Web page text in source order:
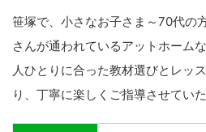
笹塚で、小さなお子さま～70代の
さんが通われているアットホーム
人ひとりに合った教材選びとレッ
り、丁寧に楽しくご指導させていた